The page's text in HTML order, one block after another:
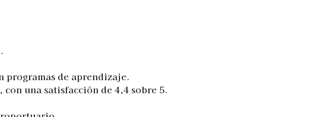
programas de aprendizaje.
una satisfacción de 4,4 sobre 5.